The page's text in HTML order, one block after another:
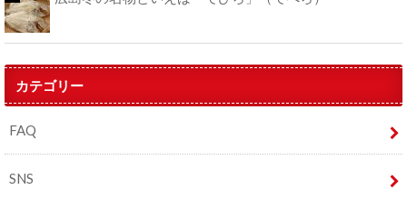
カテゴリー
FAQ
SNS